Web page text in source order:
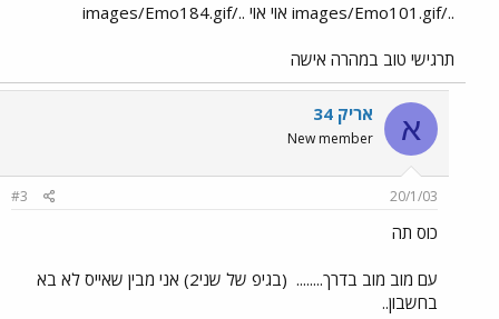
../images/Emo101.gif אוי אוי ../images/Emo184.gif
תרגישי טוב במהרה אישה
א אריק 34
New member
20/1/03
#3
כוס תה
עם מוב מוב בדרך........
(בגיפ של שני2) אני מבין שאייס לא בא
בחשבון..